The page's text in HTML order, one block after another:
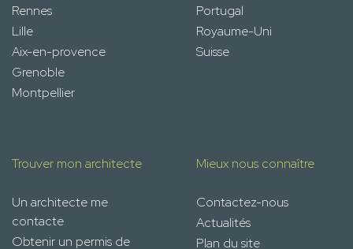
Rennes
Lille
Aix-en-provence
Grenoble
Montpellier
Portugal
Royaume-Uni
Suisse
Trouver mon architecte
Un architecte me
contacte
Obtenir un permis de
Mieux nous connaître
Contactez-nous
Actualités
Plan du site